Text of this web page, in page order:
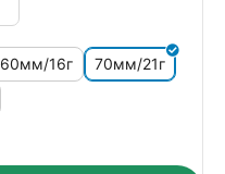
60мм/16г
70мм/21г